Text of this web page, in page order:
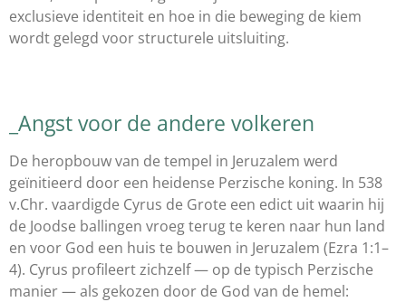
exclusieve identiteit en hoe in die beweging de kiem
wordt gelegd voor structurele uitsluiting.
_Angst voor de andere volkeren
De heropbouw van de tempel in Jeruzalem werd
geïnitieerd door een heidense Perzische koning. In 538
v.Chr. vaardigde Cyrus de Grote een edict uit waarin hij
de Joodse ballingen vroeg terug te keren naar hun land
en voor God een huis te bouwen in Jeruzalem (Ezra 1:1–
4). Cyrus profileert zichzelf — op de typisch Perzische
manier — als gekozen door de God van de hemel: